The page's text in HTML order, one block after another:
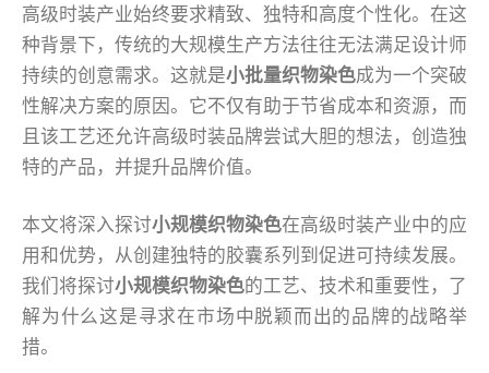
高级时装产业始终要求精致、独特和高度个性化。在这
种背景下，传统的大规模生产方法往往无法满足设计师
持续的创意需求。这就是小批量织物染色成为一个突破
性解决方案的原因。它不仅有助于节省成本和资源，而
且该工艺还允许高级时装品牌尝试大胆的想法，创造独
特的产品，并提升品牌价值。
本文将深入探讨小规模织物染色在高级时装产业中的应
用和优势，从创建独特的胶囊系列到促进可持续发展。
我们将探讨小规模织物染色的工艺、技术和重要性，了
解为什么这是寻求在市场中脱颖而出的品牌的战略举
措。